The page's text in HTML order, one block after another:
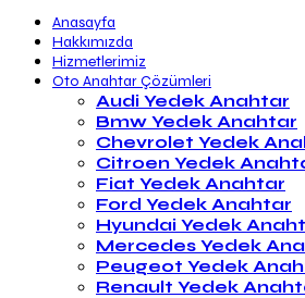
Anasayfa
Hakkımızda
Hizmetlerimiz
Oto Anahtar Çözümleri
Audi Yedek Anahtar
Bmw Yedek Anahtar
Chevrolet Yedek
Citroen Yedek
Fiat Yedek Anahtar
Ford Yedek Anahtar
Hyundai Yedek
Mercedes Yedek
Peugeot Yedek
Renault Yedek